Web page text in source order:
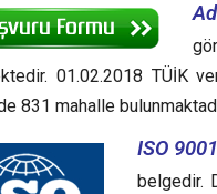
01.02.2018 TÜİK
831 mahalle
ISO
belgedir.